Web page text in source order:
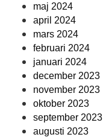
maj 2024
april 2024
mars 2024
februari 2024
januari 2024
december 2023
november 2023
oktober 2023
september 2023
augusti 2023